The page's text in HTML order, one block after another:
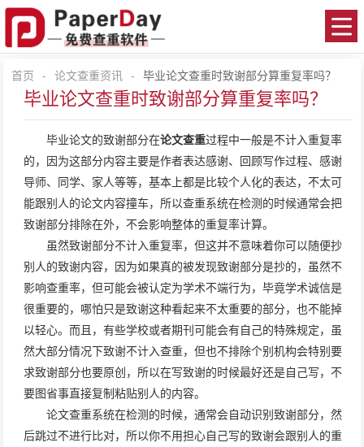
首页 - 论文查重资讯 - 毕业论文查重时致谢部分算重复率吗？
毕业论文查重时致谢部分算重复率吗？
毕业论文的致谢部分在论文查重过程中一般是不计入重复率
的，因为这部分内容主要是作者表达感谢、回顾写作过程、感谢
导师、同学、家人等等，基本上都是比较个人化的表达，不太可
能跟别人的论文内容撞车，所以查重系统在检测的时候通常会把
致谢部分排除在外，不会影响整体的重复率计算。
虽然致谢部分不计入重复率，但这并不意味着你可以随便抄
别人的致谢内容，因为如果真的被发现致谢部分是抄的，虽然不
影响查重率，但可能会被认定为学术不端行为，毕竟学术诚信是
很重要的，哪怕只是致谢这种看起来不太重要的部分，也不能掉
以轻心。而且，有些学校或者期刊可能会有自己的特殊规定，虽
然大部分情况下致谢不计入查重，但也不排除个别机构会特别要
求致谢部分也要原创，所以在写致谢的时候最好还是自己写，不
要图省事直接复制粘贴别人的内容。
论文查重系统在检测的时候，通常会自动识别致谢部分，然
后跳过不进行比对，所以你不用担心自己写的致谢会跟别人的重